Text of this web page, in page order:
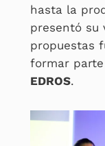
hasta la
presentó su
propuestas
formar
EDROS.